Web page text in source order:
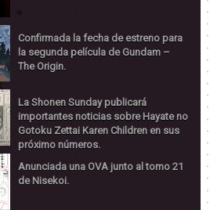
Confirmada la fecha de estreno para
la segunda película de Gundam –
The Origin.
La Shonen Sunday publicará
importantes noticias sobre Hayate no
Gotoku Zettai Karen Children en sus
próximo números.
Anunciada una OVA junto al tomo 21
de Nisekoi.